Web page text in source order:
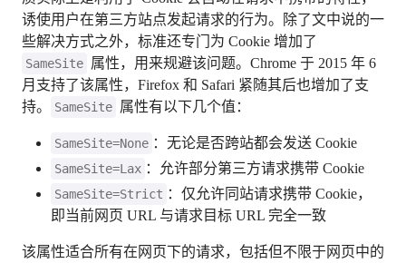
诱使用户在第三方站点发起请求的行为。除了文中说的一
些解决方式之外，标准还专门为 Cookie 增加了
SameSite 属性，用来规避该问题。Chrome 于 2015 年 6
月支持了该属性，Firefox 和 Safari 紧随其后也增加了支
持。
SameSite 属性有以下几个值：
SameSite=None ：无论是否跨站都会发送 Cookie
SameSite=Lax ：允许部分第三方请求携带 Cookie
SameSite=Strict ：仅允许同站请求携带 Cookie，
即当前网页 URL 与请求目标 URL 完全一致
该属性适合所有在网页下的请求，包括但不限于网页中的